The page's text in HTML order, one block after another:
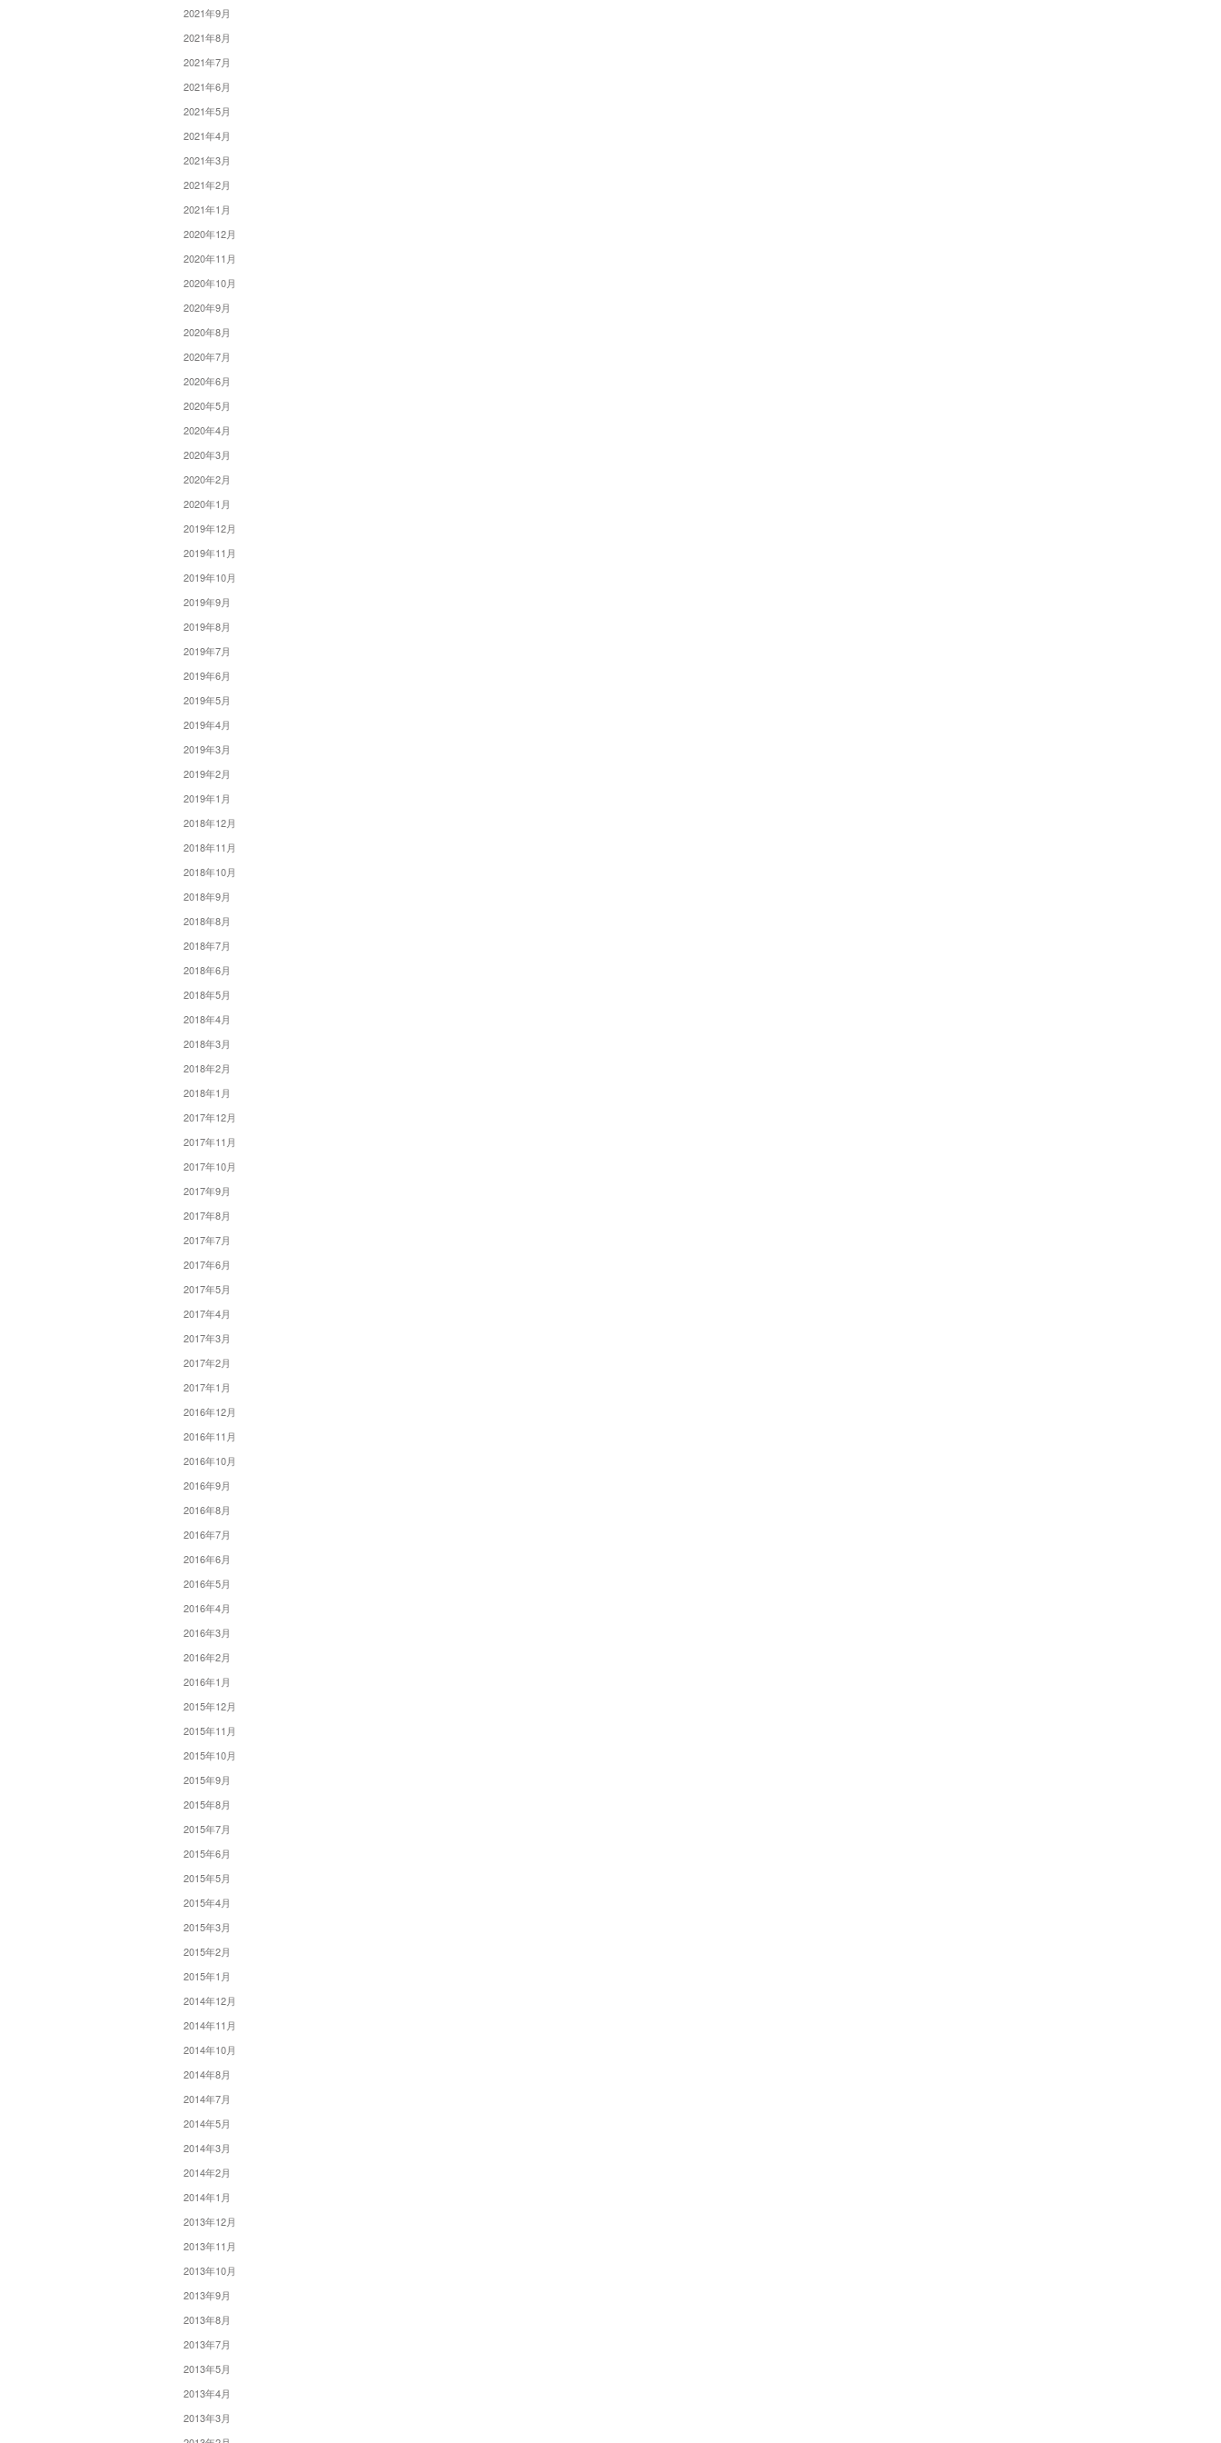
2021年9月
2021年8月
2021年7月
2021年6月
2021年5月
2021年4月
2021年3月
2021年2月
2021年1月
2020年12月
2020年11月
2020年10月
2020年9月
2020年8月
2020年7月
2020年6月
2020年5月
2020年4月
2020年3月
2020年2月
2020年1月
2019年12月
2019年11月
2019年10月
2019年9月
2019年8月
2019年7月
2019年6月
2019年5月
2019年4月
2019年3月
2019年2月
2019年1月
2018年12月
2018年11月
2018年10月
2018年9月
2018年8月
2018年7月
2018年6月
2018年5月
2018年4月
2018年3月
2018年2月
2018年1月
2017年12月
2017年11月
2017年10月
2017年9月
2017年8月
2017年7月
2017年6月
2017年5月
2017年4月
2017年3月
2017年2月
2017年1月
2016年12月
2016年11月
2016年10月
2016年9月
2016年8月
2016年7月
2016年6月
2016年5月
2016年4月
2016年3月
2016年2月
2016年1月
2015年12月
2015年11月
2015年10月
2015年9月
2015年8月
2015年7月
2015年6月
2015年5月
2015年4月
2015年3月
2015年2月
2015年1月
2014年12月
2014年11月
2014年10月
2014年8月
2014年7月
2014年5月
2014年3月
2014年2月
2014年1月
2013年12月
2013年11月
2013年10月
2013年9月
2013年8月
2013年7月
2013年5月
2013年4月
2013年3月